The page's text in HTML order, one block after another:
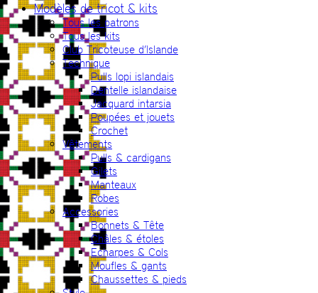
Modèles de tricot & kits
Tous les patrons
Tous les kits
Club Tricoteuse d’Islande
Technique
Pulls lopi islandais
Dentelle islandaise
Jacquard intarsia
Poupées et jouets
Crochet
Vêtements
Pulls & cardigans
Gilets
Manteaux
Robes
Accessories
Bonnets & Tête
Châles & étoles
Echarpes & Cols
Moufles & gants
Chaussettes & pieds